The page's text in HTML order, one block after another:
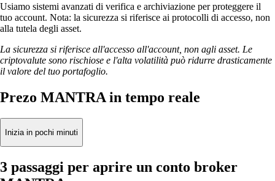
Usiamo sistemi avanzati di verifica e archiviazione per proteggere il
tuo account. Nota: la sicurezza si riferisce ai protocolli di accesso, non
alla tutela degli asset.
La sicurezza si riferisce all'accesso all'account, non agli asset. Le
criptovalute sono rischiose e l'alta volatilità può ridurre drasticamente
il valore del tuo portafoglio.
Prezo MANTRA in tempo reale
Inizia in pochi minuti
3 passaggi per aprire un conto broker